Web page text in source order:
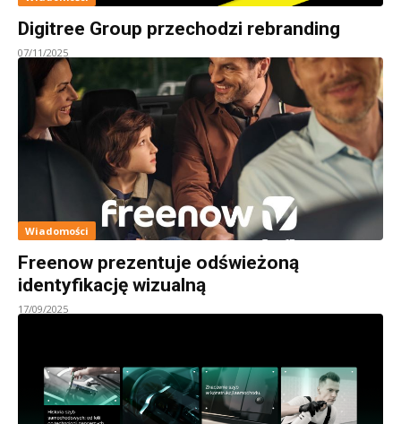
Digitree Group przechodzi rebranding
07/11/2025
Wiadomości
Freenow prezentuje odświeżoną
identyfikację wizualną
17/09/2025